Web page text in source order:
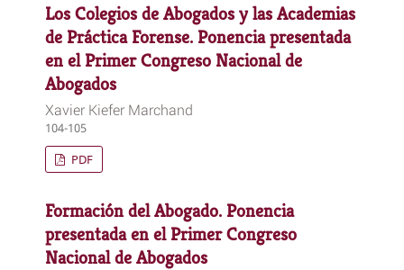
Los Colegios de Abogados y las Academias
de Práctica Forense. Ponencia presentada
en el Primer Congreso Nacional de
Abogados
Xavier Kiefer Marchand
104-105
PDF
Formación del Abogado. Ponencia
presentada en el Primer Congreso
Nacional de Abogados